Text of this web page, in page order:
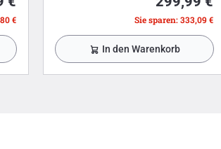
€ Sie sparen: 333,09 €
In den Warenkorb